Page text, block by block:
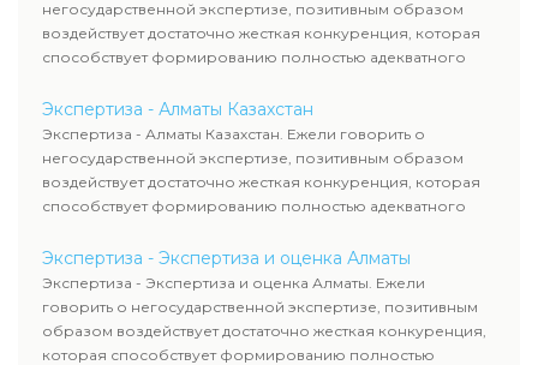
негосударственной экспертизе, позитивным образом
воздействует достаточно жесткая конкуренция, которая
способствует формированию полностью адекватного
Экспертиза - Алматы Казахстан
Экспертиза - Алматы Казахстан. Ежели говорить о
негосударственной экспертизе, позитивным образом
воздействует достаточно жесткая конкуренция, которая
способствует формированию полностью адекватного
Экспертиза - Экспертиза и оценка Алматы
Экспертиза - Экспертиза и оценка Алматы. Ежели
говорить о негосударственной экспертизе, позитивным
образом воздействует достаточно жесткая конкуренция,
которая способствует формированию полностью